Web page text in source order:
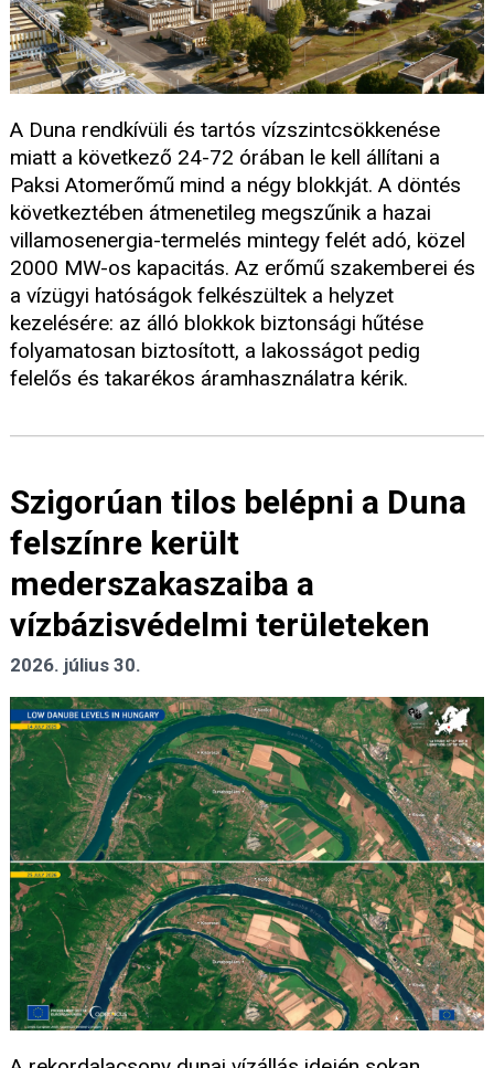
A Duna rendkívüli és tartós vízszintcsökkenése
miatt a következő 24-72 órában le kell állítani a
Paksi Atomerőmű mind a négy blokkját. A döntés
következtében átmenetileg megszűnik a hazai
villamosenergia-termelés mintegy felét adó, közel
2000 MW-os kapacitás. Az erőmű szakemberei és
a vízügyi hatóságok felkészültek a helyzet
kezelésére: az álló blokkok biztonsági hűtése
folyamatosan biztosított, a lakosságot pedig
felelős és takarékos áramhasználatra kérik.
Szigorúan tilos belépni a Duna
felszínre került
mederszakaszaiba a
vízbázisvédelmi területeken
2026. július 30.